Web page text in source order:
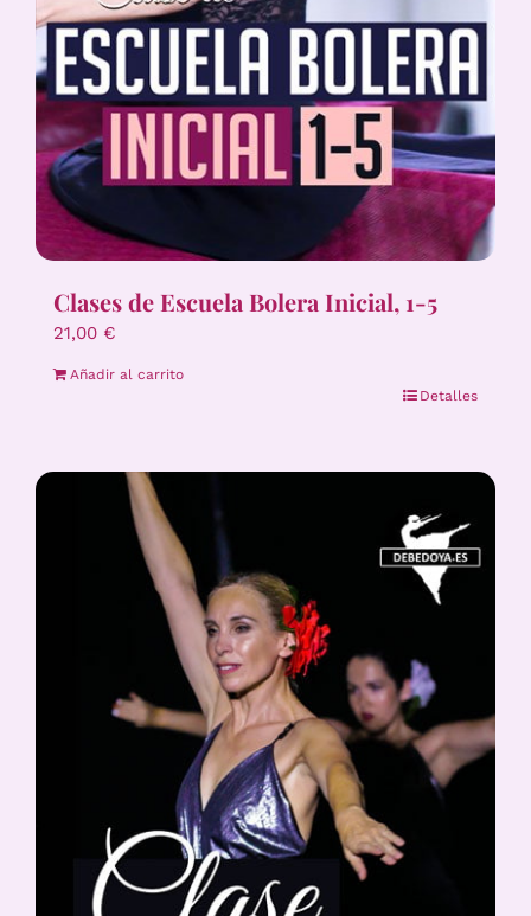
Clases de Escuela Bolera Inicial, 1-5
21,00 €
Añadir al carrito
Detalles